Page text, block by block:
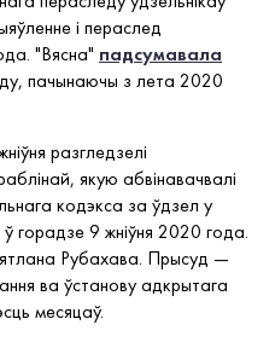
і пераслед
"Вясна" падсумавала
пачынаючы з лета 2020
разгледзелі
якую абвінавачвалі
кодэкса за ўдзел у
горадзе 9 жніўня 2020 года.
Рубахава. Прысуд —
ва ўстанову адкрытага
месяцаў.